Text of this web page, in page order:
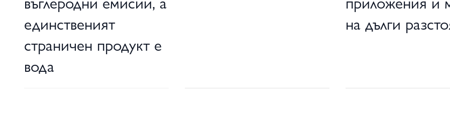
единственият
страничен продукт е
вода
на дълги